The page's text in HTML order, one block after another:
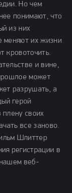
Но чем
понимают, что
из них
меняют их жизни
кровоточить.
и вине,
может
разрушать, а
герой
плену своих
все заново.
Шлиттер
регистрации в
веб-